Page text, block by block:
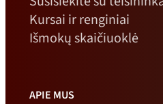
Kursai ir renginiai
Išmokų skaičiuoklė
APIE MUS